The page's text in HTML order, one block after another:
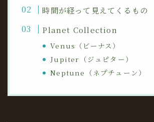
時間が経って見えてくるもの
Planet Collection
Venus（ビーナス）
Jupiter（ジュピター）
Neptune（ネプチューン）